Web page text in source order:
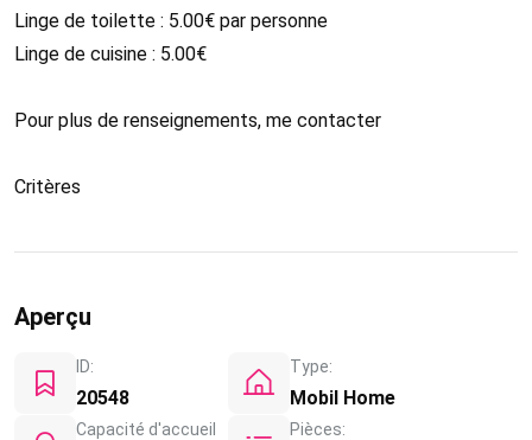
Linge de toilette : 5.00€ par personne
Linge de cuisine : 5.00€
Pour plus de renseignements, me contacter
Critères
Aperçu
ID:
20548
Type:
Mobil Home
Capacité d'accueil Pièces: